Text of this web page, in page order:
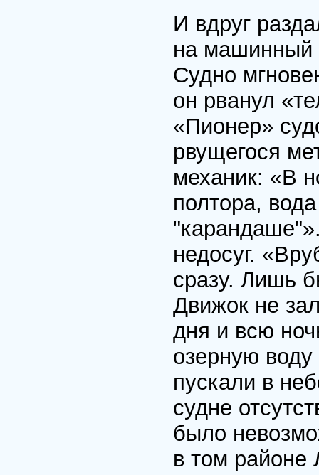
И вдруг
на машинный
Судно
он рванул
«Пионер»
рвущегося
механик: «В
полтора,
недосуг.
сразу. Лишь
Движок не
дня и всю
озерную воду
пускали в
судне
было
в том районе